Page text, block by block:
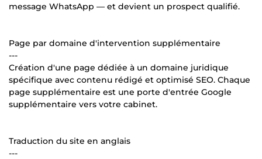
message WhatsApp — et devient un prospect qualifié.
Page par domaine d'intervention supplémentaire
---
Création d'une page dédiée à un domaine juridique
spécifique avec contenu rédigé et optimisé SEO. Chaque
page supplémentaire est une porte d'entrée Google
supplémentaire vers votre cabinet.
Traduction du site en anglais
---